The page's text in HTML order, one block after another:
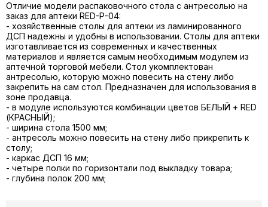
Отличие модели распаковочного стола с антресолью на
заказ для аптеки RED-Р-04:
- хозяйственные столы для аптеки из ламинированного
ДСП надежны и удобны в использовании. Столы для аптеки
изготавливается из современных и качественных
материалов и является самым необходимым модулем из
аптечной торговой мебели. Стол укомплектован
антресолью, которую можно повесить на стену либо
закрепить на сам стол. Предназначен для использования в
зоне продавца.
- в модуле используются комбинации цветов БЕЛЫЙ + RED
(КРАСНЫЙ);
- ширина стола 1500 мм;
- антресоль можно повесить на стену либо прикрепить к
столу;
- каркас ДСП 16 мм;
- четыре полки по горизонтали под выкладку товара;
- глубина полок 200 мм;